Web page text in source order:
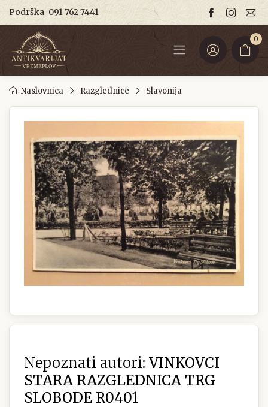
Podrška 091 762 7441
0
Naslovnica Razglednice Slavonija
Nepoznati autori: VINKOVCI
STARA RAZGLEDNICA TRG
SLOBODE R0401